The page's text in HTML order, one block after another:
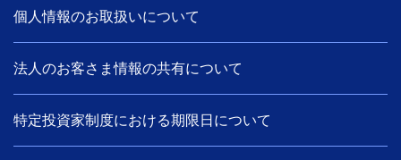
個人情報のお取扱いについて
法人のお客さま情報の共有について
特定投資家制度における期限日について